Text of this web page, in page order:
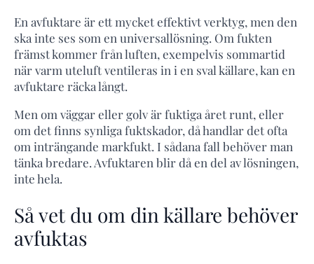
En avfuktare är ett mycket effektivt verktyg, men den
ska inte ses som en universallösning. Om fukten
främst kommer från luften, exempelvis sommartid
när varm uteluft ventileras in i en sval källare, kan en
avfuktare räcka långt.
Men om väggar eller golv är fuktiga året runt, eller
om det finns synliga fuktskador, då handlar det ofta
om inträngande markfukt. I sådana fall behöver man
tänka bredare. Avfuktaren blir då en del av lösningen,
inte hela.
Så vet du om din källare behöver
avfuktas